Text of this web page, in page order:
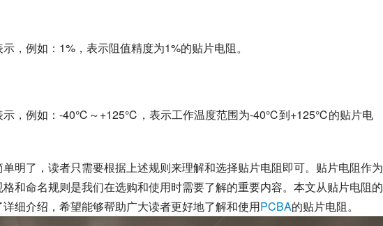
，例如：1%，表示阻值精度为1%的贴片电阻。
示，例如：-40℃～+125℃，表示工作温度范围为-40℃到+125℃的贴片电
明了，读者只需要根据上述规则来理解和选择贴片电阻即可。贴片电阻作为
和命名规则是我们在选购和使用时需要了解的重要内容。本文从贴片电阻的
细介绍，希望能够帮助广大读者更好地了解和使用PCBA的贴片电阻。